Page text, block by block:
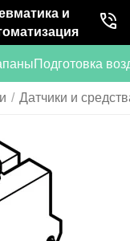
и
Подготовка
/ Датчики и